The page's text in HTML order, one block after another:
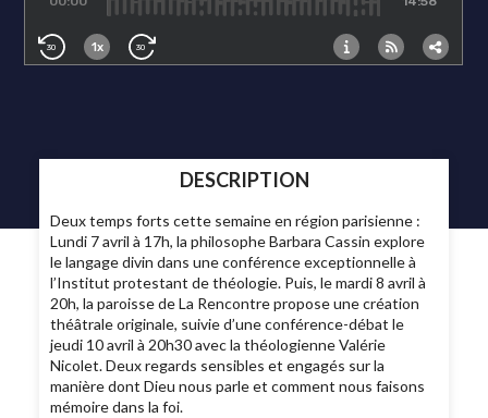
DESCRIPTION
Deux temps forts cette semaine en région parisienne :
Lundi 7 avril à 17h, la philosophe Barbara Cassin explore
le langage divin dans une conférence exceptionnelle à
l’Institut protestant de théologie. Puis, le mardi 8 avril à
20h, la paroisse de La Rencontre propose une création
théâtrale originale, suivie d’une conférence-débat le
jeudi 10 avril à 20h30 avec la théologienne Valérie
Nicolet. Deux regards sensibles et engagés sur la
manière dont Dieu nous parle et comment nous faisons
mémoire dans la foi.